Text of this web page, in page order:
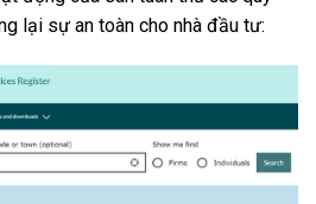
lại sự an toàn cho nhà đầu tư: